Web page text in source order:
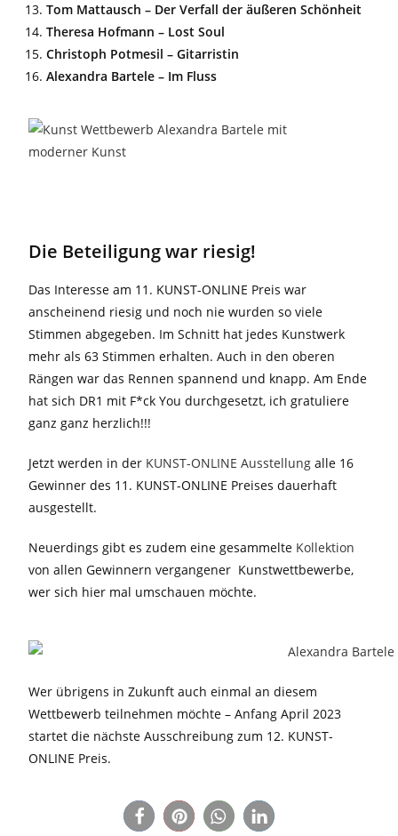
Tom Mattausch – Der Verfall der äußeren Schönheit
Theresa Hofmann – Lost Soul
Christoph Potmesil – Gitarristin
Alexandra Bartele – Im Fluss
Die Beteiligung war riesig!
Das Interesse am 11. KUNST-ONLINE Preis war
anscheinend riesig und noch nie wurden so viele
Stimmen abgegeben. Im Schnitt hat jedes Kunstwerk
mehr als 63 Stimmen erhalten. Auch in den oberen
Rängen war das Rennen spannend und knapp. Am Ende
hat sich DR1 mit F*ck You durchgesetzt, ich gratuliere
ganz ganz herzlich!!!
Jetzt werden in der KUNST-ONLINE Ausstellung alle 16
Gewinner des 11. KUNST-ONLINE Preises dauerhaft
ausgestellt.
Neuerdings gibt es zudem eine gesammelte Kollektion
von allen Gewinnern vergangener Kunstwettbewerbe,
wer sich hier mal umschauen möchte.
Wer übrigens in Zukunft auch einmal an diesem
Wettbewerb teilnehmen möchte – Anfang April 2023
startet die nächste Ausschreibung zum 12. KUNST-
ONLINE Preis.